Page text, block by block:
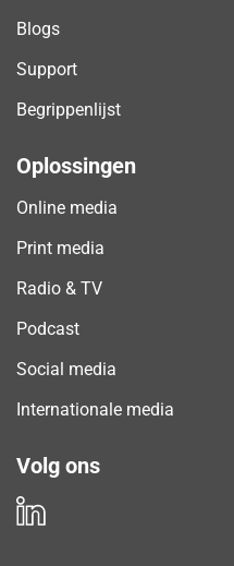
Blogs
Support
Begrippenlijst
Oplossingen
Online media
Print media
Radio & TV
Podcast
Social media
Internationale media
Volg ons